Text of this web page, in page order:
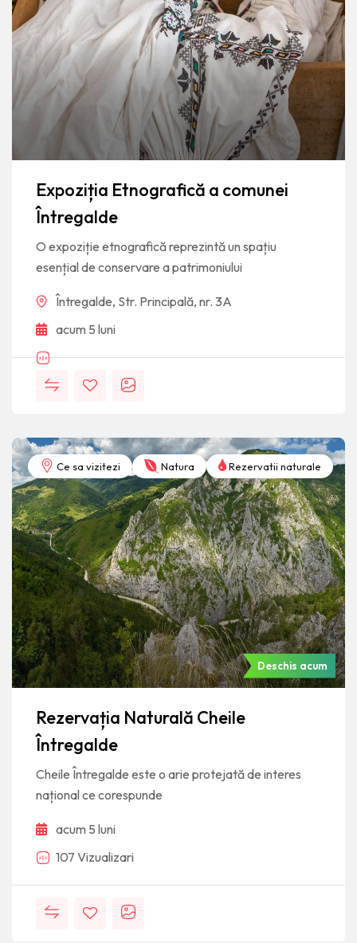
Expoziția Etnografică a comunei
Întregalde
O expoziție etnografică reprezintă un spațiu
esențial de conservare a patrimoniului
Întregalde, Str. Principală, nr. 3A
acum 5 luni
Ce sa vizitezi Natura Rezervatii naturale
Deschis acum
Rezervația Naturală Cheile
Întregalde
Cheile Întregalde este o arie protejată de interes
național ce corespunde
acum 5 luni
107 Vizualizari